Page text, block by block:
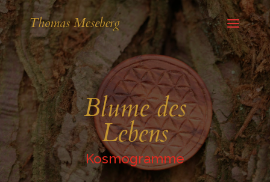
Blume des
Lebens
Kosmogramme